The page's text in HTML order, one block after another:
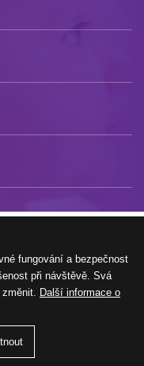
– všechna práva
fungování a bezpečnost
při návštěvě. Svá
Další informace o